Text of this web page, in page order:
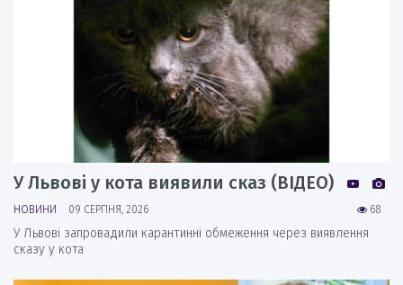
У Львові у кота виявили сказ (ВІДЕО)
68
НОВИНИ 09 СЕРПНЯ, 2026
У Львові запровадили карантинні обмеження через виявлення
сказу у кота